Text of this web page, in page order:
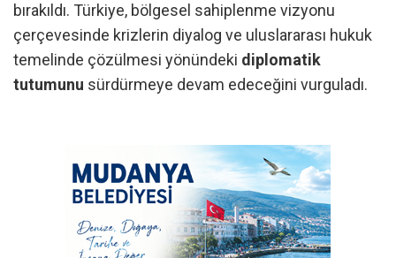
bırakıldı. Türkiye, bölgesel sahiplenme vizyonu
çerçevesinde krizlerin diyalog ve uluslararası hukuk
temelinde çözülmesi yönündeki diplomatik
tutumunu sürdürmeye devam edeceğini vurguladı.